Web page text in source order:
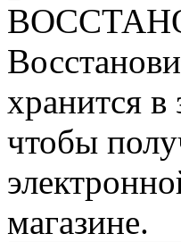
хранится
чтобы
магазине.